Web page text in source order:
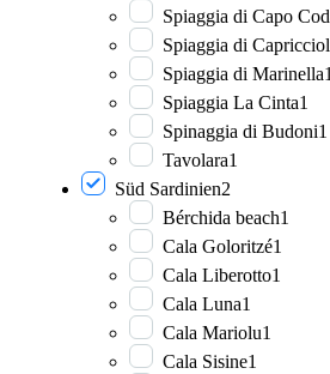
Spiaggia di Capo
Spiaggia di
Spiaggia di Marinella
Spiaggia La Cinta1
Spinaggia di Budoni1
Tavolara1
Süd Sardinien2
Bérchida beach1
Cala Goloritzé1
Cala Liberotto1
Cala Luna1
Cala Mariolu1
Cala Sisine1